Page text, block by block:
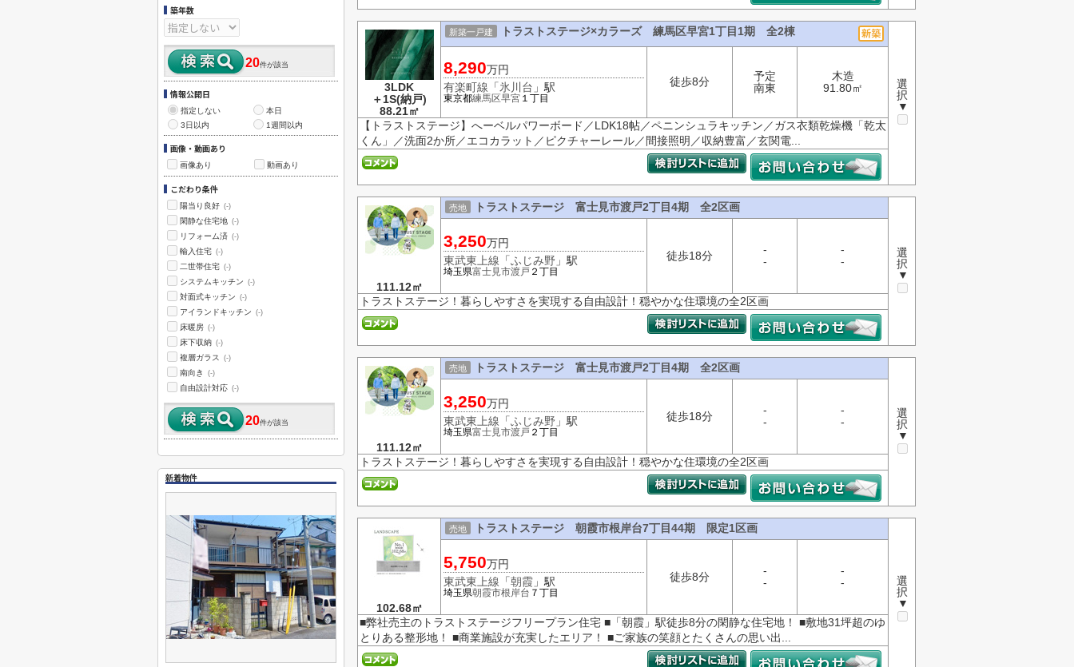
3LDK
＋1S(納戸)
88.21㎡
新築一戸建 トラストステージ×カラーズ 練馬区早宮1丁目1期 全2棟
選
択
▼
8,290万円
有楽町線 「氷川台 」駅
東京都練馬区早宮 １丁目
徒歩8分
予定
南東
木造
91.80㎡
【トラストステージ】へーベルパワーボード／LDK18帖／ペニンシュラキッチン／ガス衣類乾燥機「乾太
くん」／洗面2か所／エコカラット／ピクチャーレール／間接照明／収納豊富／玄関電...
111.12㎡
売地 トラストステージ 富士見市渡戸2丁目4期 全2区画
選
択
▼
3,250万円
東武東上線 「ふじみ野 」駅
埼玉県富士見市渡戸 ２丁目
徒歩18分
-
-
-
-
トラストステージ！暮らしやすさを実現する自由設計！穏やかな住環境の全2区画
111.12㎡
売地 トラストステージ 富士見市渡戸2丁目4期 全2区画
選
択
▼
3,250万円
東武東上線 「ふじみ野 」駅
埼玉県富士見市渡戸 ２丁目
徒歩18分
-
-
-
-
トラストステージ！暮らしやすさを実現する自由設計！穏やかな住環境の全2区画
102.68㎡
売地 トラストステージ 朝霞市根岸台7丁目44期 限定1区画
選
択
▼
5,750万円
東武東上線 「朝霞 」駅
埼玉県朝霞市根岸台 ７丁目
徒歩8分
-
-
-
-
■弊社売主のトラストステージフリープラン住宅 ■「朝霞」駅徒歩8分の閑静な住宅地！ ■敷地31坪超のゆ
とりある整形地！ ■商業施設が充実したエリア！ ■ご家族の笑顔とたくさんの思い出...
築年数
20件が該当
情報公開日
指定しない
本日
3日以内
1週間以内
画像・動画あり
画像あり 動画あり
こだわり条件
陽当り良好 (-)
閑静な住宅地 (-)
リフォーム済 (-)
輸入住宅 (-)
二世帯住宅 (-)
システムキッチン (-)
対面式キッチン (-)
アイランドキッチン (-)
床暖房 (-)
床下収納 (-)
複層ガラス (-)
南向き (-)
自由設計対応 (-)
20件が該当
新着物件